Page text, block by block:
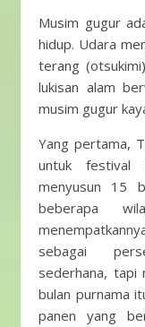
Musim gugur
hidup. Udara
terang
lukisan alam
musim gugur
Yang pertama,
untuk festival
menyusun 15
beberapa
sebagai
sederhana, tapi
bulan purnama
panen yang